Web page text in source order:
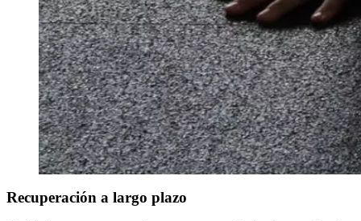
Recuperación a largo plazo